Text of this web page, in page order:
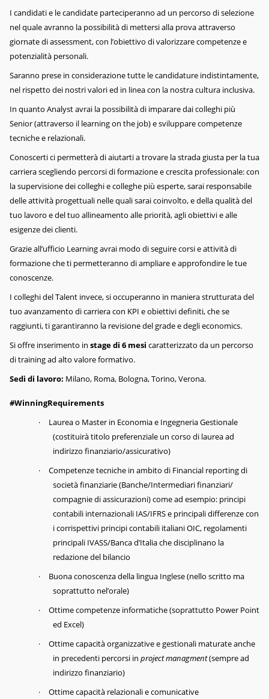
I candidati e le candidate parteciperanno ad un percorso di selezione
nel quale avranno la possibilità di mettersi alla prova attraverso
giornate di assessment, con l’obiettivo di valorizzare competenze e
potenzialità personali.
Saranno prese in considerazione tutte le candidature indistintamente,
nel rispetto dei nostri valori ed in linea con la nostra cultura inclusiva.
In quanto Analyst avrai la possibilità di imparare dai colleghi più
Senior (attraverso il learning on the job) e sviluppare competenze
tecniche e relazionali.
Conoscerti ci permetterà di aiutarti a trovare la strada giusta per la tua
carriera scegliendo percorsi di formazione e crescita professionale: con
la supervisione dei colleghi e colleghe più esperte, sarai responsabile
delle attività progettuali nelle quali sarai coinvolto, e della qualità del
tuo lavoro e del tuo allineamento alle priorità, agli obiettivi e alle
esigenze dei clienti.
Grazie all’ufficio Learning avrai modo di seguire corsi e attività di
formazione che ti permetteranno di ampliare e approfondire le tue
conoscenze.
I colleghi del Talent invece, si occuperanno in maniera strutturata del
tuo avanzamento di carriera con KPI e obiettivi definiti, che se
raggiunti, ti garantiranno la revisione del grade e degli economics.
Si offre inserimento in stage di 6 mesi caratterizzato da un percorso
di training ad alto valore formativo.
Sedi di lavoro: Milano, Roma, Bologna, Torino, Verona.
#WinningRequirements
·
Laurea o Master in Economia e Ingegneria Gestionale
(costituirà titolo preferenziale un corso di laurea ad
indirizzo finanziario/assicurativo)
·
Competenze tecniche in ambito di Financial reporting di
società finanziarie (Banche/Intermediari finanziari/
compagnie di assicurazioni) come ad esempio: principi
contabili internazionali IAS/IFRS e principali differenze con
i corrispettivi principi contabili italiani OIC, regolamenti
principali IVASS/Banca d’Italia che disciplinano la
redazione del bilancio
·
Buona conoscenza della lingua Inglese (nello scritto ma
soprattutto nel’orale)
·
Ottime competenze informatiche (soprattutto Power Point
ed Excel)
·
Ottime capacità organizzative e gestionali maturate anche
in precedenti percorsi in project managment(sempre ad
indirizzo finanziario)
·
Ottime capacità relazionali e comunicative